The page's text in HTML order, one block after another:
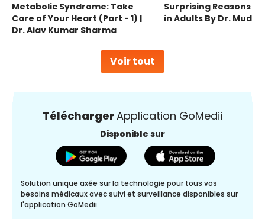
Voir tout
Metabolic Syndrome: Take
Care of Your Heart (Part - 1) |
Dr. Ajay Kumar Sharma
Surprising Reasons
in Adults By Dr.
TéléchargerApplication GoMedii
Disponible sur
Solution unique axée sur la technologie pour tous vos
besoins médicaux avec suivi et surveillance disponibles sur
l'application GoMedii.